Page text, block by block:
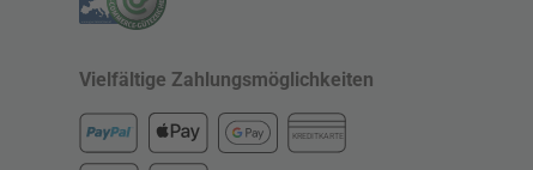
Vielfältige Zahlungsmöglichkeiten
KREDITKARTE